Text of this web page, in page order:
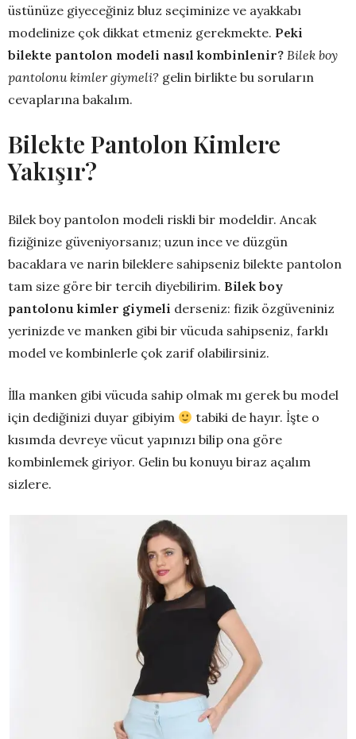
üstünüze giyeceğiniz bluz seçiminize ve ayakkabı
modelinize çok dikkat etmeniz gerekmekte. Peki
bilekte pantolon modeli nasıl kombinlenir? Bilek boy
pantolonu kimler giymeli? gelin birlikte bu soruların
cevaplarına bakalım.
Bilekte Pantolon Kimlere
Yakışır?
Bilek boy pantolon modeli riskli bir modeldir. Ancak
fiziğinize güveniyorsanız; uzun ince ve düzgün
bacaklara ve narin bileklere sahipseniz bilekte pantolon
tam size göre bir tercih diyebilirim. Bilek boy
pantolonu kimler giymeli derseniz: fizik özgüveniniz
yerinizde ve manken gibi bir vücuda sahipseniz, farklı
model ve kombinlerle çok zarif olabilirsiniz.
İlla manken gibi vücuda sahip olmak mı gerek bu model
için dediğinizi duyar gibiyim
tabiki de hayır. İşte o
kısımda devreye vücut yapınızı bilip ona göre
kombinlemek giriyor. Gelin bu konuyu biraz açalım
sizlere.